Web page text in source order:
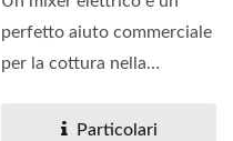
perfetto aiuto commerciale
per la cottura nella
Particolari